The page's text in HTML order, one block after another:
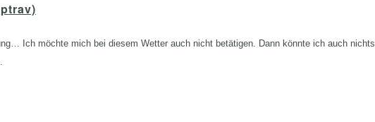
Ich möchte mich bei diesem Wetter auch nicht betätigen. Dann könnte ich auch nichts